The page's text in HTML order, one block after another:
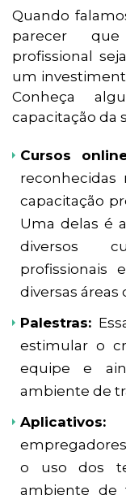
Quando
parecer
profissional
um
Conheça
capacitação da
Cursos
capacitação
Uma delas é
diversos
profissionais
diversas
Palestras:
estimular o
equipe e
ambiente de
Aplicativos:
o uso dos
ambiente de